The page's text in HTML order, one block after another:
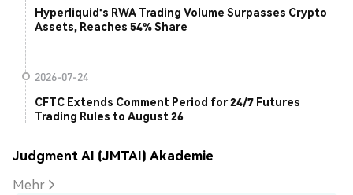
Hyperliquid's RWA Trading Volume Surpasses Crypto
Assets, Reaches 54% Share
2026-07-24
CFTC Extends Comment Period for 24/7 Futures
Trading Rules to August 26
Judgment AI (JMTAI) Akademie
Mehr